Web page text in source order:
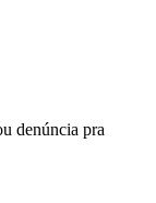
denúncia pra